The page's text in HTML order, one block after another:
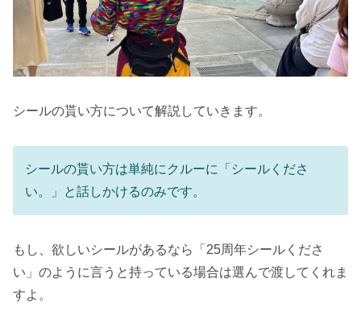
シールの貰い方について解説していきます。
シールの貰い方は単純にクルーに「シールくださ
い。」と話しかけるのみです。
もし、欲しいシールがあるなら「25周年シールくださ
い」のように言うと持っている場合は選んで渡してくれま
すよ。